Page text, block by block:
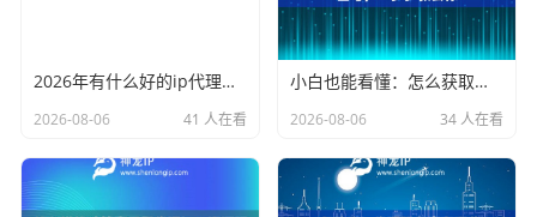
2026年有什么好的ip代理软件？亲测后我只推荐这几个
2026-08-06 41 人在看
小白也能看懂：怎么获取代理ip和端口号，一步步教会你
2026-08-06 34 人在看